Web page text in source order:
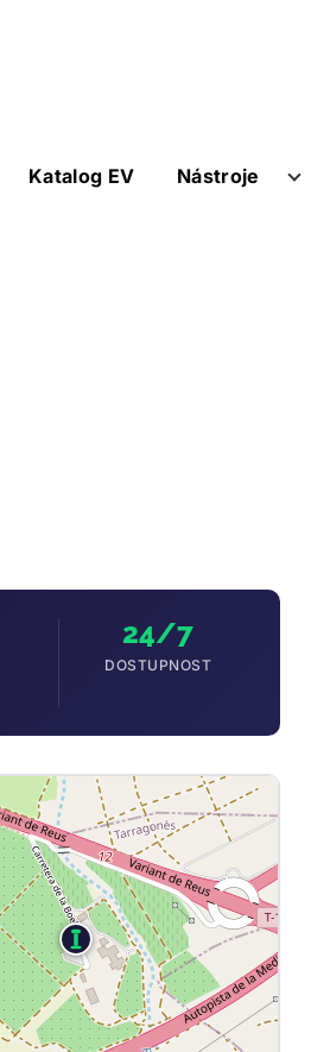
Katalog EV Nástroje
24/7
DOSTUPNOST